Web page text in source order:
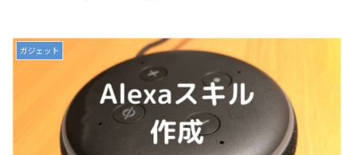
ガジェット